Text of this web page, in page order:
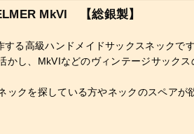
MkVI 【総銀製】
る高級ハンドメイドサックスネックで
し、MkVIなどのヴィンテージサックス
クを探している方やネックのスペアが